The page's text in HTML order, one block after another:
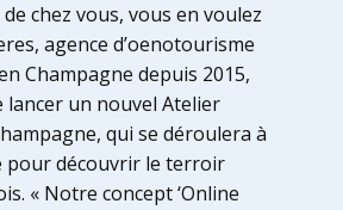
chez vous, vous en voulez
agence d’oenotourisme
Champagne depuis 2015,
lancer un nouvel Atelier
qui se déroulera à
pour découvrir le terroir
« Notre concept ‘Online